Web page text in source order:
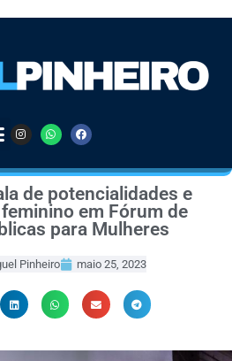
de potencialidades e
em Fórum de
para Mulheres
Pinheiro maio 25, 2023